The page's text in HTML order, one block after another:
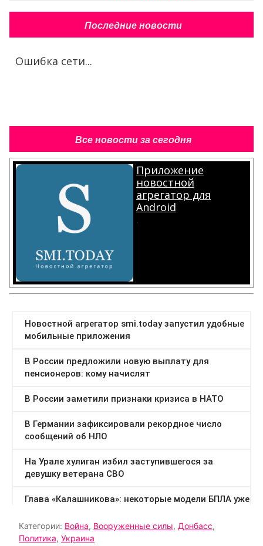
Последние новости
Ошибка сети...
Все новости за сегодня
Приложение
новостной
агрегатор для
Android
.
Категории: Война, Вооруженные силы, Донбасс,
Политика, Украина